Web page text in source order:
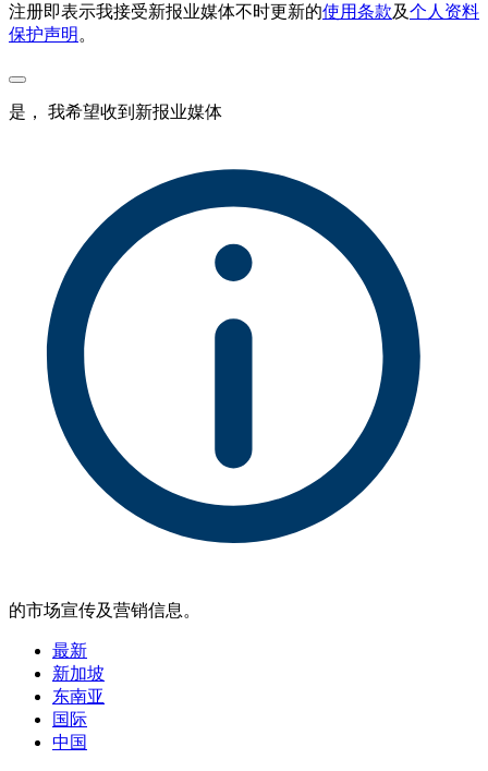
注册即表示我接受新报业媒体不时更新的使用条款及个人资料
保护声明 。
是， 我希望收到新报业媒体
的市场宣传及营销信息。
最新
新加坡
东南亚
国际
中国